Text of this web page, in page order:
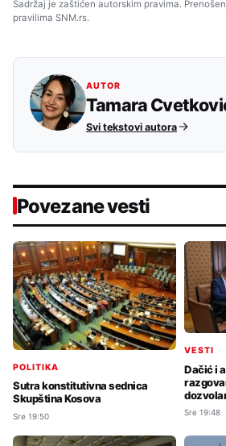
Sadržaj je zaštićen autorskim pravima.
pravilima SNM.rs.
AUTOR
Tamara
Svi tekstovi autora
Povezane vesti
POLITIKA
Sutra konstitutivna sednica
Skupština Kosova
Sre 19:50
VESTI
Dačić i
Sre 19:48